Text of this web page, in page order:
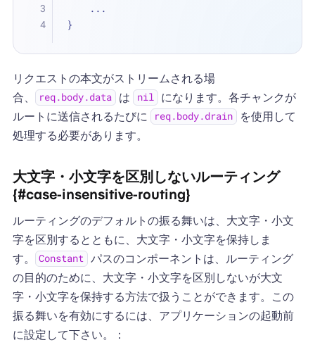
...
}
リクエストの本文がストリームされる場
合、
req.body.data は nil
になります。各チャンクが
ルートに送信されるたびに
req.body.drain
を使用して
処理する必要があります。
大文字・小文字を区別しないルーティング
{#case-insensitive-routing}
ルーティングのデフォルトの振る舞いは、大文字・小文
字を区別するとともに、大文字・小文字を保持しま
す。
Constant パスのコンポーネントは、ルーティング
の目的のために、大文字・小文字を区別しないが大文
字・小文字を保持する方法で扱うことができます。この
振る舞いを有効にするには、アプリケーションの起動前
に設定して下さい。：